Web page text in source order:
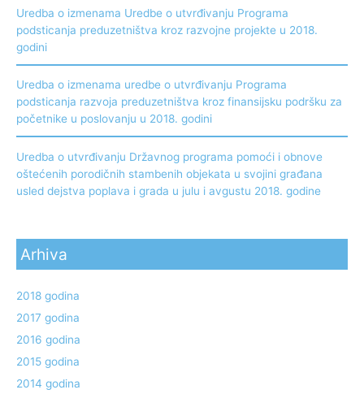
Uredba o izmenama Uredbe o utvrđivanju Programa
podsticanja preduzetništva kroz razvojne projekte u 2018.
godini
Uredba o izmenama uredbe o utvrđivanju Programa
podsticanja razvoja preduzetništva kroz finansijsku podršku za
početnike u poslovanju u 2018. godini
Uredba o utvrđivanju Državnog programa pomoći i obnove
oštećenih porodičnih stambenih objekata u svojini građana
usled dejstva poplava i grada u julu i avgustu 2018. godine
Arhiva
2018 godina
2017 godina
2016 godina
2015 godina
2014 godina